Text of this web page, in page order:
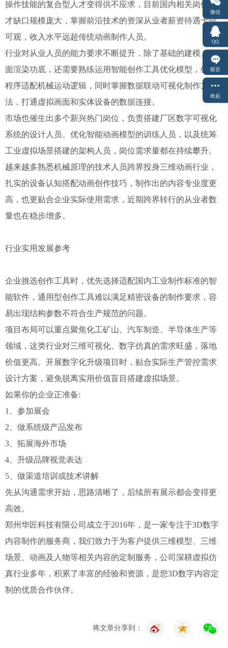
操作技能的复合型人才变得供不应求，目前国内相关岗位人
才缺口规模庞大，掌握前沿技术的资深从业者薪资待遇十分
可观，收入水平远超传统动画制作人员。
行业对从业人员的能力要求不断提升，除了基础的建模、画
面渲染功底，还需要熟练运用智能创作工具优化模型，依托
程序适配机械运动逻辑，同时掌握数据联动可视化制作方
法，打通虚拟画面和实体设备的数据连接。
市场也催生出多个新兴热门岗位，负责搭建厂区数字可视化
系统的设计人员、优化智能动画模型的训练人员，以及统筹
工业虚拟场景搭建的架构人员，岗位需求量都在持续攀升。
越来越多熟悉机械原理的技术人员跨界投身三维动画行业，
扎实的设备认知搭配动画创作技巧，制作出的内容专业度更
高，也更贴合企业实际使用需求，近期跨界转行的从业者数
量也在稳步增多。
行业实用发展参考
企业挑选创作工具时，优先选择适配国内工业制作标准的智
能软件，通用型创作工具难以满足精密设备的制作要求，容
易出现结构参数不符合生产规范的问题。
项目布局可以重点聚焦化工矿山、汽车制造、半导体生产等
领域，这类行业对三维可视化、数字仿真的需求旺盛，落地
价值更高。开展数字化升级项目时，贴合实际生产管控需求
设计方案，避免脱离实用价值盲目搭建虚拟场景。
如果你的企业正准备:
1、参加展会
2、做系统级产品发布
3、拓展海外市场
4、升级品牌视觉表达
5、做渠道培训或技术讲解
先从沟通需求开始，思路清晰了，后续所有展示都会变得更
高效。
郑州华匠科技有限公司成立于2016年，是一家专注于3D数字
内容制作的服务商，我们致力于为客户提供三维模型、三维
场景、动画及人物等相关内容的定制服务，公司深耕虚拟仿
真行业多年，积累了丰富的经验和资源，是您3D数字内容定
制的优质合作伙伴。
将文章分享到：
微信
QQ
留言
收起